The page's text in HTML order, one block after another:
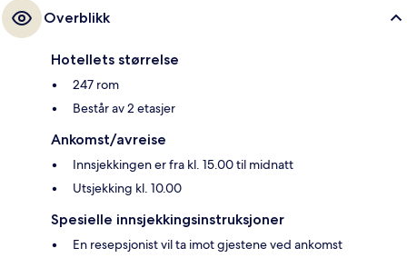
Overblikk
Hotellets størrelse
247 rom
Består av 2 etasjer
Ankomst/avreise
Innsjekkingen er fra kl. 15.00 til midnatt
Utsjekking kl. 10.00
Spesielle innsjekkingsinstruksjoner
En resepsjonist vil ta imot gjestene ved ankomst